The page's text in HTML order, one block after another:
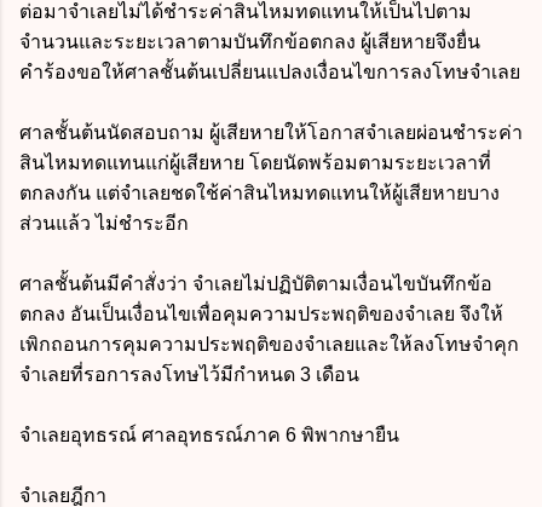
ต่อมาจำเลยไม่ได้ชำระค่าสินไหมทดแทนให้เป็นไปตาม
จำนวนและระยะเวลาตามบันทึกข้อตกลง ผู้เสียหายจึงยื่น
คำร้องขอให้ศาลชั้นต้นเปลี่ยนแปลงเงื่อนไขการลงโทษจำเลย
ศาลชั้นต้นนัดสอบถาม ผู้เสียหายให้โอกาสจำเลยผ่อนชำระค่า
สินไหมทดแทนแก่ผู้เสียหาย โดยนัดพร้อมตามระยะเวลาที่
ตกลงกัน แต่จำเลยชดใช้ค่าสินไหมทดแทนให้ผู้เสียหายบาง
ส่วนแล้ว ไม่ชำระอีก
ศาลชั้นต้นมีคำสั่งว่า จำเลยไม่ปฏิบัติตามเงื่อนไขบันทึกข้อ
ตกลง อันเป็นเงื่อนไขเพื่อคุมความประพฤติของจำเลย จึงให้
เพิกถอนการคุมความประพฤติของจำเลยและให้ลงโทษจำคุก
จำเลยที่รอการลงโทษไว้มีกำหนด 3 เดือน
จำเลยอุทธรณ์ ศาลอุทธรณ์ภาค 6 พิพากษายืน
จำเลยฎีกา